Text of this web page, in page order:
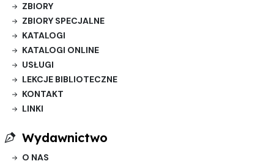
ZBIORY
ZBIORY SPECJALNE
KATALOGI
KATALOGI ONLINE
USŁUGI
LEKCJE BIBLIOTECZNE
KONTAKT
LINKI
Wydawnictwo
O NAS